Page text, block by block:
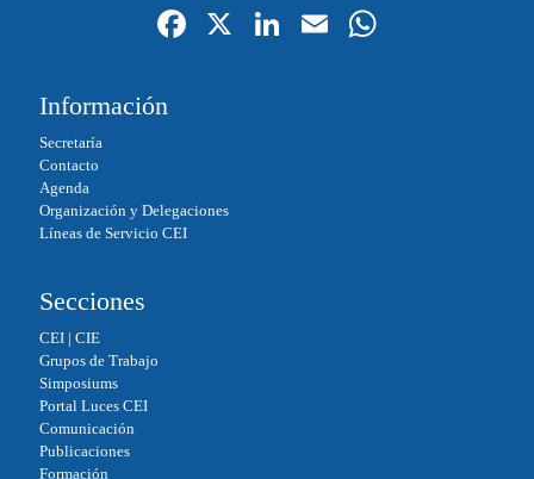
Fa
X
Li
E
Información
Secretaría
Contacto
Agenda
Organización y Delegaciones
Líneas de Servicio CEI
Secciones
CEI| CIE
Grupos de Trabajo
Simposiums
Portal Luces CEI
Comunicación
Publicaciones
Formación